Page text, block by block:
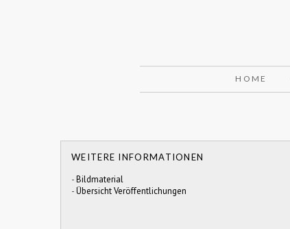
HOME
WEITERE INFORMATIONEN
-Bildmaterial
-Übersicht Veröffentlichungen